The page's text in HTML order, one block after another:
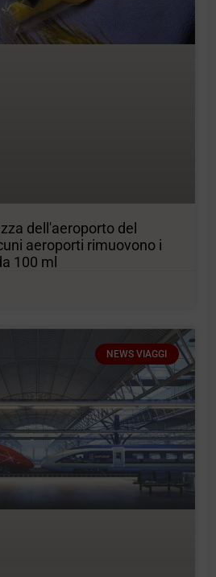
dell'aeroporto del
aeroporti rimuovono i
100 ml
NEWS VIAGGI